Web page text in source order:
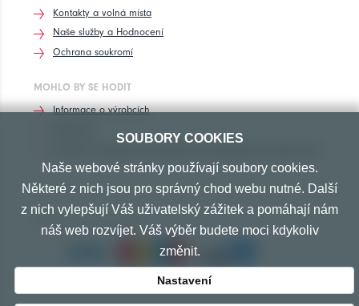
Kontakty a volná místa
Naše služby a Hodnocení
Ochrana soukromí
MOHLO BY SE HODIT
Informace o výrobcích
PŘIJÍMÁME TYTO PLATBY
SOUBORY COOKIES
Naše webové stránky používají soubory cookies.
Některé z nich jsou pro správný chod webu nutné. Další
z nich vylepšují Váš uživatelský zážitek a pomáhají nám
náš web rozvíjet. Váš výběr budete moci kdykoliv
změnit.
Nastavení